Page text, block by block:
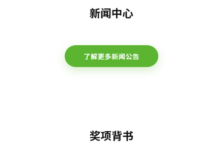
新闻中心
了解更多新闻公告
奖项背书